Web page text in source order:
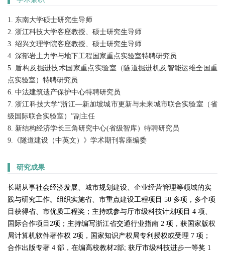
1. 东南大学硕士研究生导师
2. 浙江科技大学客座教授、硕士研究生导师
3. 绍兴文理学院客座教授、硕士研究生导师
4. 深部岩土力学与地下工程国家重点实验室特聘研究员
5. 盾构及掘进技术国家重点实验室（隧道掘进机及智能运维全国重
点实验室）特聘研究员
6. 中法建筑遗产保护中心特聘研究员
7. 浙江科技大学“浙江—新加坡城市更新与未来城市联合实验室（省
级国际联合实验室）”副主任
8. 新结构经济学长三角研究中心(省级智库）特聘研究员
9.《隧道建设（中英文）》学术期刊客座编委
研究成果
长期从事社会经济发展、城市规划建设、企业经营管理等领域的实
践与研究工作。组织实施省、市重点建设工程项目 50 多项，多个项
目获得省、市优质工程奖；主持或参与厅市级科技计划项目 4 项、
国际合作项目2项；主持编写浙江省交通行业指南 2 项，获国家版权
局计算机软件著作权 2项，国家知识产权局专利授权或受理 7 项；
合作出版专著 4 部，在编高校教材2部; 获厅市级科技进步一等奖 1